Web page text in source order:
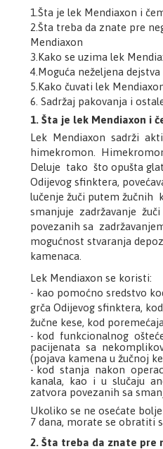
1.Šta je lek Mendiaxon i
2.Šta treba da znate pre
Mendiaxon
3.Kako se uzima lek
4.Moguća neželjena dejstva
5.Kako čuvati lek
6. Sadržaj pakovanja i
1. Šta je lek Mendiaxon i
Lek Mendiaxon sadrži
himekromon.
Deluje tako što opušta
Odijevog sfinktera,
lučenje žuči putem žučnih
smanjuje zadržavanje
povezanih sa
mogućnost stvaranja
kamenaca.
Lek Mendiaxon se koristi:
- kao pomoćno sredstvo
grča Odijevog sfinktera,
žučne kese, kod
- kod funkcionalnog
pacijenata sa
(pojava kamena u žučnoj
- kod stanja nakon
kanala, kao i u slučaju
zatvora povezanih sa
Ukoliko se ne osećate
7 dana, morate se obratiti
2. Šta treba da znate pre